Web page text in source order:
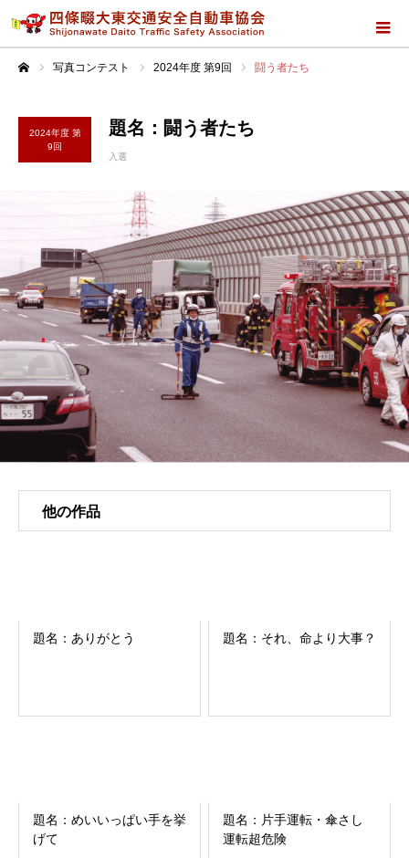
写真コンテスト 2024年度 第9回 闘う者たち
2024年度 第
9回
題名：闘う者たち
入選
他の作品
題名：ありがとう 題名：それ、命より大事？
題名：めいいっぱい手を挙
げて
題名：片手運転・傘さし
運転超危険